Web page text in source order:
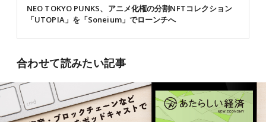
NEO TOKYO PUNKS、アニメ化権の分割NFTコレクション
「UTOPIA」を「Soneium」でローンチへ
合わせて読みたい記事